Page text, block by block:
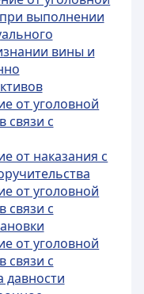
выполнении
вины и
от уголовной
связи с
от наказания с
от уголовной
связи с
от уголовной
связи с
давности